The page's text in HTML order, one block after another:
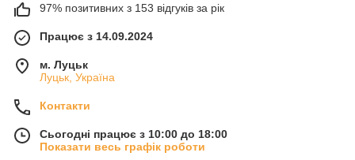
97% позитивних з 153 відгуків за рік
Працює з 14.09.2024
м. Луцьк
Луцьк, Україна
Контакти
Сьогодні працює з 10:00 до 18:00
Показати весь графік роботи